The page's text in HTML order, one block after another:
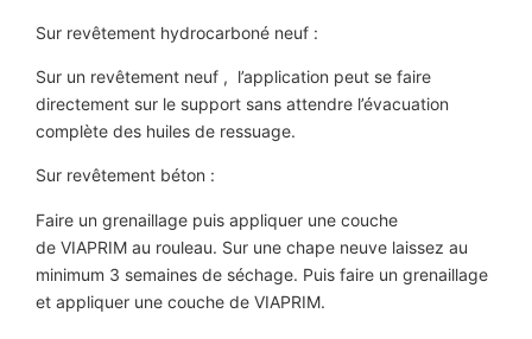
Sur revêtement hydrocarboné neuf :
Sur un revêtement neuf , l’application peut se faire
directement sur le support sans attendre l’évacuation
complète des huiles de ressuage.
Sur revêtement béton :
Faire un grenaillage puis appliquer une couche
de VIAPRIM au rouleau. Sur une chape neuve laissez au
minimum 3 semaines de séchage. Puis faire un grenaillage
et appliquer une couche de VIAPRIM.